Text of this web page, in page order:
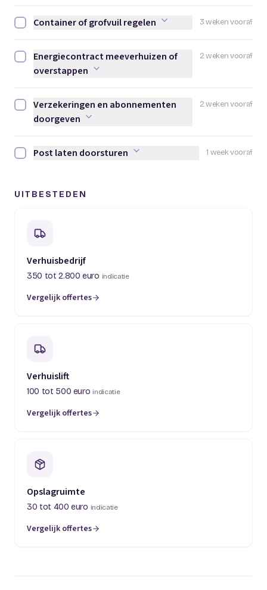
3 weken vooraf
Container of grofvuil regelen afvinken
Container of grofvuil regelen
2 weken vooraf
Energiecontract meeverhuizen of overstappen afvinken
Energiecontract meeverhuizen of
overstappen
2 weken vooraf
Verzekeringen en abonnementen doorgeven afvinken
Verzekeringen en abonnementen
doorgeven
1 week vooraf
Post laten doorsturen afvinken
Post laten doorsturen
UITBESTEDEN
Verhuisbedrijf
350 tot 2.800 euro indicatie
Vergelijk offertes
(opent in een nieuw tabblad)
Verhuislift
100 tot 500 euro indicatie
Vergelijk offertes
(opent in een nieuw tabblad)
Opslagruimte
30 tot 400 euro indicatie
Vergelijk offertes
(opent in een nieuw tabblad)